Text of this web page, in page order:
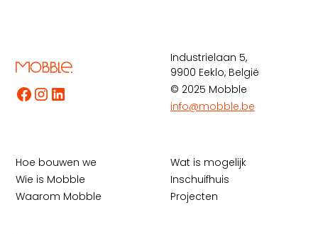
Industrielaan 5,
9900 Eeklo, België
© 2025 Mobble
info@mobble.be
Hoe bouwen we
Wie is Mobble
Waarom Mobble
Wat is mogelijk
Inschuifhuis
Projecten